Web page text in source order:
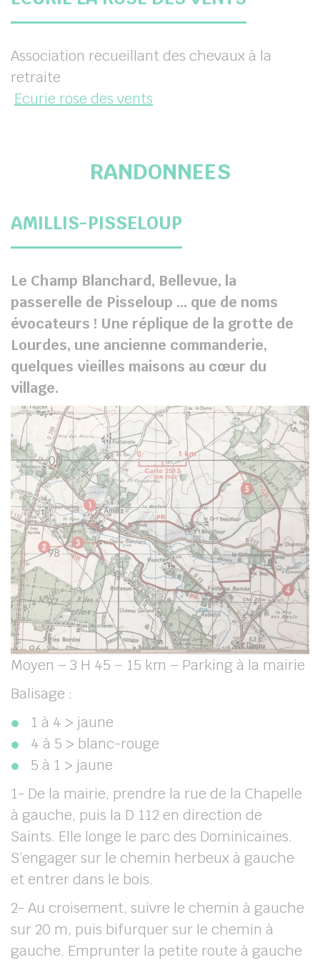
Association recueillant des chevaux à la
retraite
Ecurie rose des vents
RANDONNEES
AMILLIS-PISSELOUP
Le Champ Blanchard, Bellevue, la
passerelle de Pisseloup … que de noms
évocateurs ! Une réplique de la grotte de
Lourdes, une ancienne commanderie,
quelques vieilles maisons au cœur du
village.
Moyen – 3 H 45 – 15 km – Parking à la mairie
Balisage :
1 à 4 > jaune
4 à 5 > blanc-rouge
5 à 1 > jaune
1- De la mairie, prendre la rue de la Chapelle
à gauche, puis la D 112 en direction de
Saints. Elle longe le parc des Dominicaines.
S’engager sur le chemin herbeux à gauche
et entrer dans le bois.
2- Au croisement, suivre le chemin à gauche
sur 20 m, puis bifurquer sur le chemin à
gauche. Emprunter la petite route à gauche